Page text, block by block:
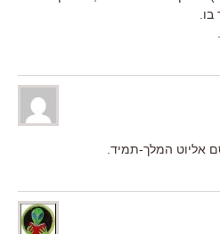
אליוט המלך-תמיד.